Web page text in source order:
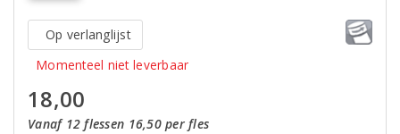
Op verlanglijst
Momenteel niet leverbaar
18,00
Vanaf 12 flessen 16,50 per fles